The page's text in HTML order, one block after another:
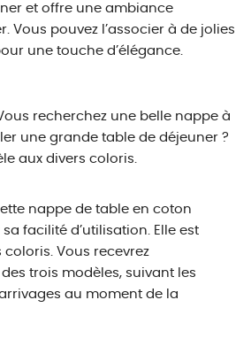
et offre une ambiance
Vous pouvez l’associer à de jolies
une touche d’élégance.
recherchez une belle nappe à
une grande table de déjeuner ?
aux divers coloris.
nappe de table en coton
facilité d’utilisation. Elle est
Vous recevrez
trois modèles, suivant les
au moment de la